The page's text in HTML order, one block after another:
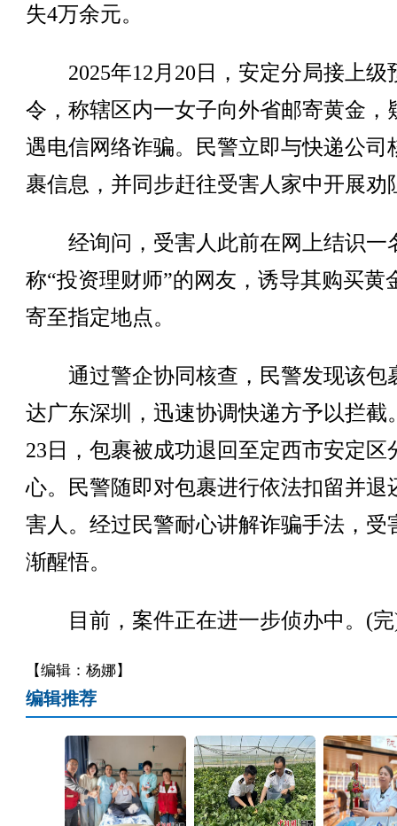
失4万余元。
2025年12月20日，安定分局接上级
令，称辖区内一女子向外省邮寄黄金，
遇电信网络诈骗。民警立即与快递公司
裹信息，并同步赶往受害人家中开展劝
经询问，受害人此前在网上结识一
称“投资理财师”的网友，诱导其购买黄
寄至指定地点。
通过警企协同核查，民警发现该包
达广东深圳，迅速协调快递方予以拦截
23日，包裹被成功退回至定西市安定区
心。民警随即对包裹进行依法扣留并退
害人。经过民警耐心讲解诈骗手法，受
渐醒悟。
目前，案件正在进一步侦办中。(
【编辑：杨娜】
编辑推荐